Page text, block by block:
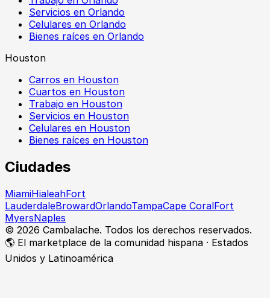
Servicios en Orlando
Celulares en Orlando
Bienes raíces en Orlando
Houston
Carros en Houston
Cuartos en Houston
Trabajo en Houston
Servicios en Houston
Celulares en Houston
Bienes raíces en Houston
Ciudades
MiamiHialeahFort
LauderdaleBrowardOrlandoTampaCape CoralFort
MyersNaples
© 2026 Cambalache. Todos los derechos reservados.
🌎 El marketplace de la comunidad hispana · Estados
Unidos y Latinoamérica